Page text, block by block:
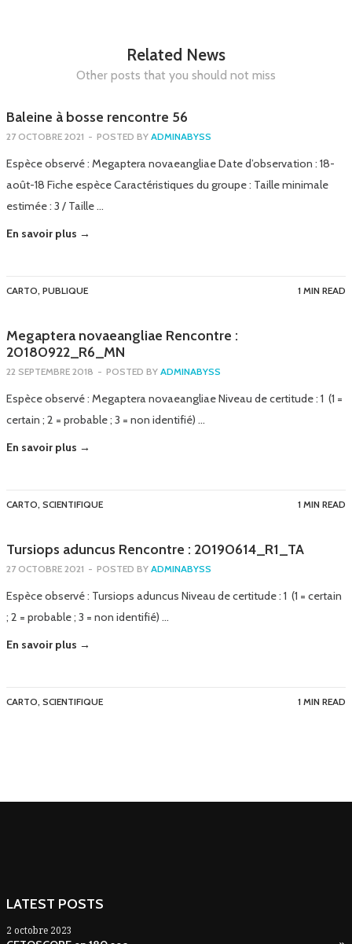
Related News
Other posts that you should not miss
Baleine à bosse rencontre 56
27 OCTOBRE 2021 - POSTED BY ADMINABYSS
Espèce observé : Megaptera novaeangliae Date d’observation : 18-
août-18 Fiche espèce Caractéristiques du groupe : Taille minimale
estimée : 3 / Taille …
En savoir plus →
CARTO, PUBLIQUE 1 MIN READ
Megaptera novaeangliae Rencontre :
20180922_R6_MN
22 SEPTEMBRE 2018 - POSTED BY ADMINABYSS
Espèce observé : Megaptera novaeangliae Niveau de certitude : 1 (1 =
certain ; 2 = probable ; 3 = non identifié) …
En savoir plus →
CARTO, SCIENTIFIQUE 1 MIN READ
Tursiops aduncus Rencontre : 20190614_R1_TA
27 OCTOBRE 2021 - POSTED BY ADMINABYSS
Espèce observé : Tursiops aduncus Niveau de certitude : 1 (1 = certain
; 2 = probable ; 3 = non identifié) …
En savoir plus →
CARTO, SCIENTIFIQUE 1 MIN READ
LATEST POSTS
2 octobre 2023